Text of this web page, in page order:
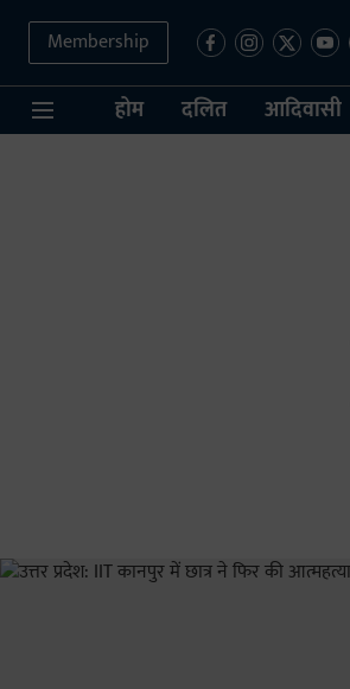
Membership
होम दलित आदिवासी